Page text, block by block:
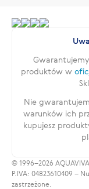
produktów w
Nie
warunków ich
kupujesz
© 1996–2026
P.IVA: 04823610409 –
zastrzeżone.